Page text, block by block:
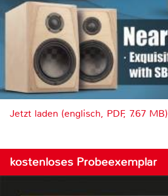
Jetzt laden (englisch, PDF, 7.67 MB)
kostenloses Probeexemplar